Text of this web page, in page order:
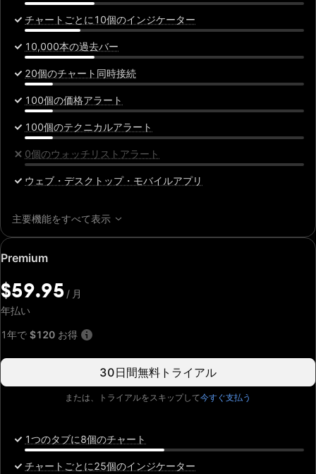
チャートごとに10個のインジケーター
10,000本の過去バー
20個のチャート同時接続
100個の価格アラート
100個のテクニカルアラート
0個のウォッチリストアラート
ウェブ・デスクトップ・モバイルアプリ
主要機能をすべて表示
Premium
特
価
格:
$59.95
月
$59.95 / 月
年払い
1年で $120 お得
30日間無料トライアル
または、トライアルをスキップして今すぐ支払う
1つのタブに8個のチャート
チャートごとに25個のインジケーター